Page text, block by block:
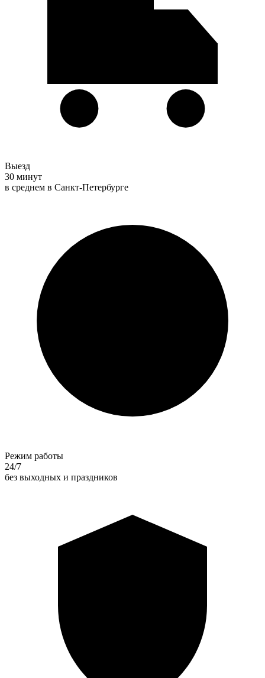
Выезд
30 минут
в среднем в Санкт-Петербурге
Режим работы
24/7
без выходных и праздников